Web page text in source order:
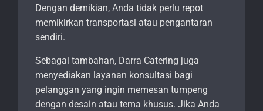
Dengan demikian, Anda tidak perlu repot
memikirkan transportasi atau pengantaran
sendiri.
Sebagai tambahan, Darra Catering juga
menyediakan layanan konsultasi bagi
pelanggan yang ingin memesan tumpeng
dengan desain atau tema khusus. Jika Anda